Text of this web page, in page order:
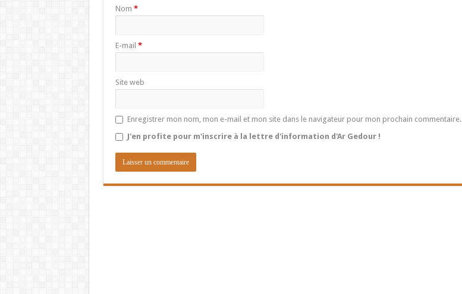
Nom *
E-mail *
Site web
Enregistrer mon nom, mon e-mail et mon site dans le navigateur pour mon prochain commentaire.
J'en profite pour m'inscrire à la lettre d'information d'Ar Gedour !